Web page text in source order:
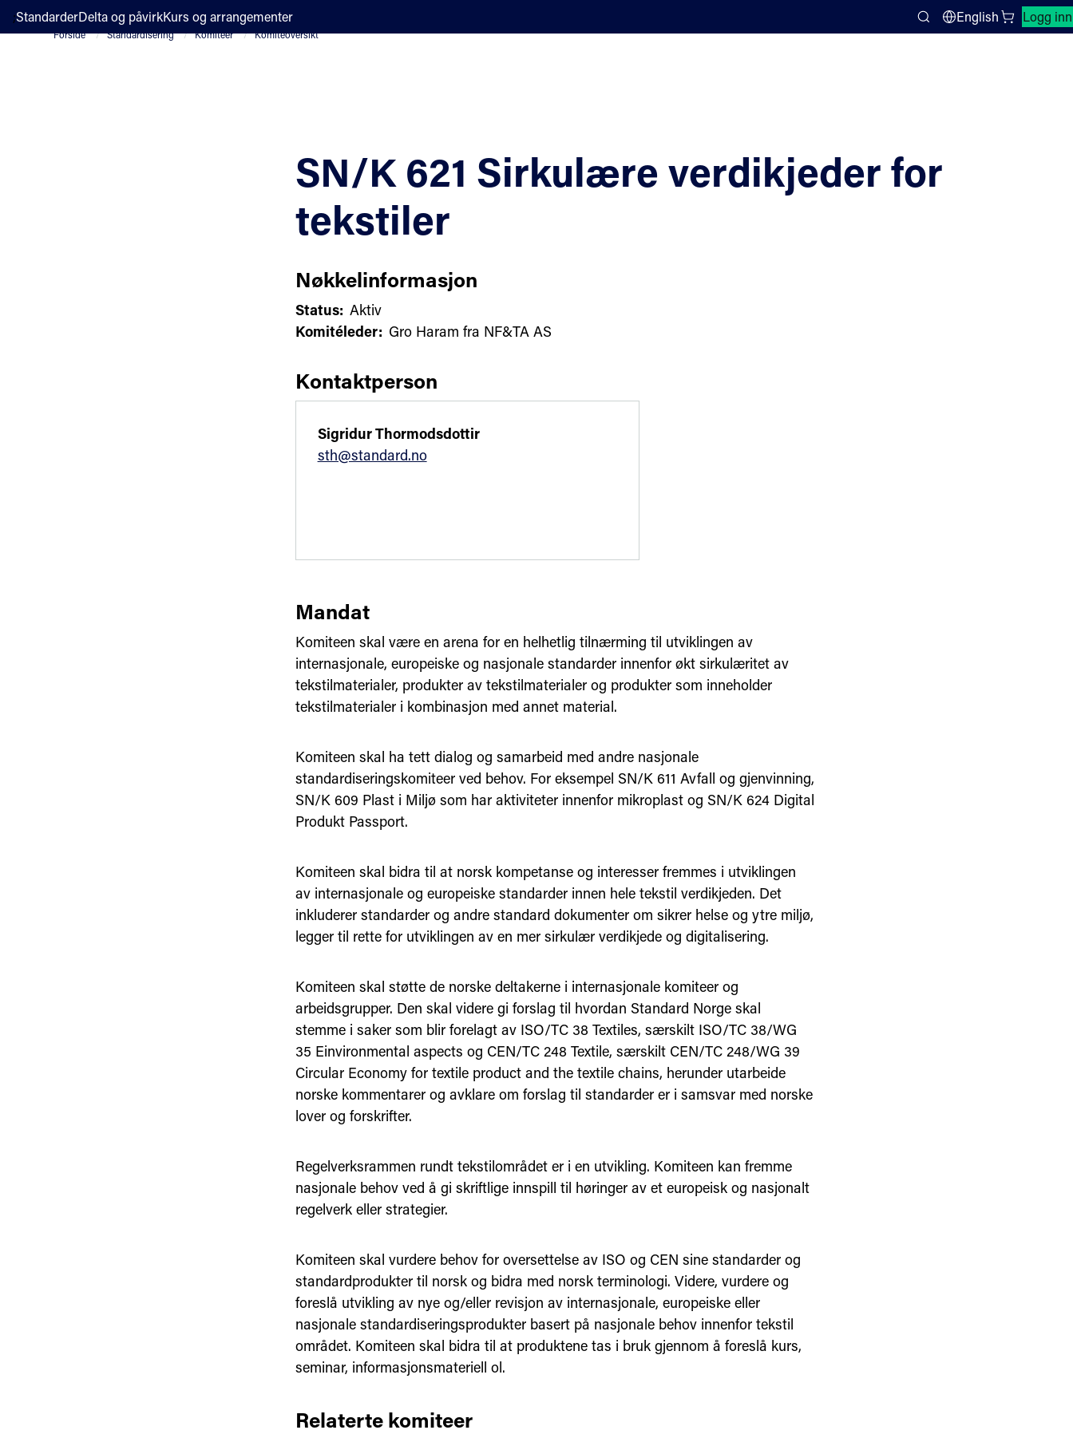
;StandarderDelta og påvirkKurs og arrangementer
Search
English Logg inn
Lukk søkepanel
Forside Standardisering Komiteer Komiteoversikt
SN/K 621 Sirkulære verdikjeder for
tekstiler
Nøkkelinformasjon
Status: Aktiv
Komitéleder: Gro Haram fra NF&TA AS
Kontaktperson
Sigridur Thormodsdottir
sth@standard.no
Mandat
Komiteen skal være en arena for en helhetlig tilnærming til utviklingen av
internasjonale, europeiske og nasjonale standarder innenfor økt sirkulæritet av
tekstilmaterialer, produkter av tekstilmaterialer og produkter som inneholder
tekstilmaterialer i kombinasjon med annet material.
Komiteen skal ha tett dialog og samarbeid med andre nasjonale
standardiseringskomiteer ved behov. For eksempel SN/K 611 Avfall og gjenvinning,
SN/K 609 Plast i Miljø som har aktiviteter innenfor mikroplast og SN/K 624 Digital
Produkt Passport.
Komiteen skal bidra til at norsk kompetanse og interesser fremmes i utviklingen
av internasjonale og europeiske standarder innen hele tekstil verdikjeden. Det
inkluderer standarder og andre standard dokumenter om sikrer helse og ytre miljø,
legger til rette for utviklingen av en mer sirkulær verdikjede og digitalisering.
Komiteen skal støtte de norske deltakerne i internasjonale komiteer og
arbeidsgrupper. Den skal videre gi forslag til hvordan Standard Norge skal
stemme i saker som blir forelagt av ISO/TC 38 Textiles, særskilt ISO/TC 38/WG
35 Einvironmental aspects og CEN/TC 248 Textile, særskilt CEN/TC 248/WG 39
Circular Economy for textile product and the textile chains, herunder utarbeide
norske kommentarer og avklare om forslag til standarder er i samsvar med norske
lover og forskrifter.
Regelverksrammen rundt tekstilområdet er i en utvikling. Komiteen kan fremme
nasjonale behov ved å gi skriftlige innspill til høringer av et europeisk og nasjonalt
regelverk eller strategier.
Komiteen skal vurdere behov for oversettelse av ISO og CEN sine standarder og
standardprodukter til norsk og bidra med norsk terminologi. Videre, vurdere og
foreslå utvikling av nye og/eller revisjon av internasjonale, europeiske eller
nasjonale standardiseringsprodukter basert på nasjonale behov innenfor tekstil
området. Komiteen skal bidra til at produktene tas i bruk gjennom å foreslå kurs,
seminar, informasjonsmateriell ol.
Relaterte komiteer